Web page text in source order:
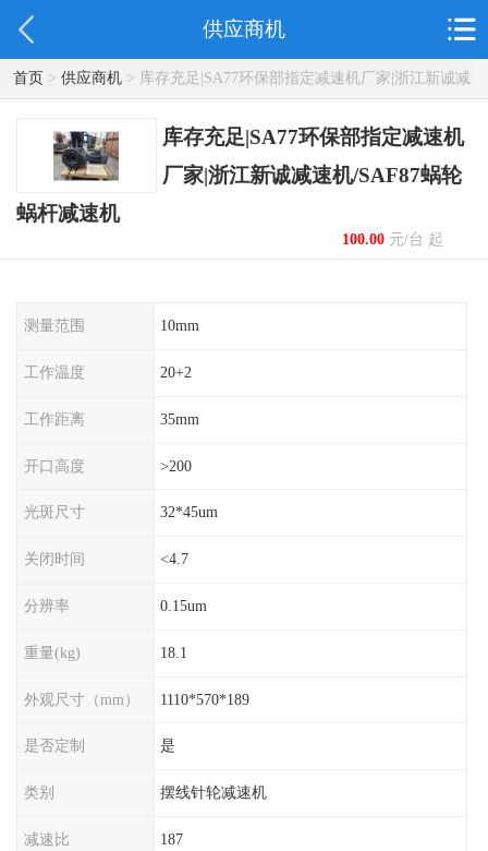
供应商机
首页> 供应商机> 库存充足|SA77环保部指定减速机厂家|浙江新诚减
速机/SAF87蜗轮蜗杆减速机
库存充足|SA77环保部指定减速机
厂家|浙江新诚减速机/SAF87蜗轮
蜗杆减速机
100.00元/台 起
测量范围 10mm
工作温度 20+2
工作距离 35mm
开口高度 >200
光斑尺寸 32*45um
关闭时间 <4.7
分辨率 0.15um
重量(kg) 18.1
外观尺寸（mm） 1110*570*189
是否定制 是
类别 摆线针轮减速机
减速比 187